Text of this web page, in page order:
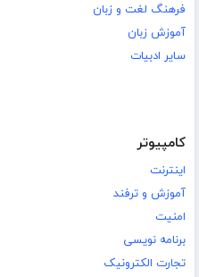
فرهنگ لغت و زبان
آموزش زبان
سایر ادبیات
کامپیوتر
اینترنت
آموزش و ترفند
امنیت
برنامه نویسی
تجارت الکترونیک